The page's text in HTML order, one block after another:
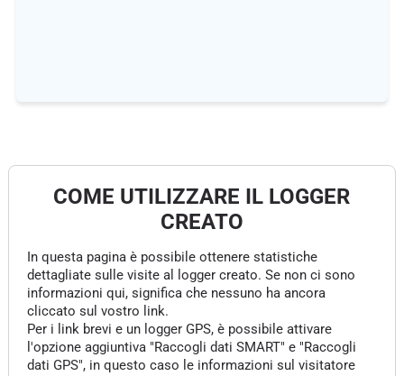
COME UTILIZZARE IL LOGGER
CREATO
In questa pagina è possibile ottenere statistiche
dettagliate sulle visite al logger creato. Se non ci sono
informazioni qui, significa che nessuno ha ancora
cliccato sul vostro link.
Per i link brevi e un logger GPS, è possibile attivare
l'opzione aggiuntiva "Raccogli dati SMART" e "Raccogli
dati GPS", in questo caso le informazioni sul visitatore